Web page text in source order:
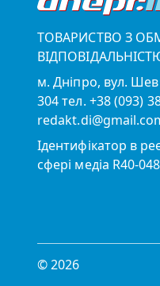
ТОВАРИСТВО З
м. Дніпро, вул.
304 тел. +38 (093)
Ідентифікатор в
сфері медіа R40-
© 2026